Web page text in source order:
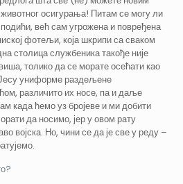
осигурања! Питам се могу ли
већ сам угрожена и повређена
фотељи, која шкрипи са сваком
столица службеника такође није
толико да се морате осећати као
униформе раздељене
различито их носе, па и даље
када ћемо уз бројеве и ми добити
да носимо, јер у овом рату
војска. Но, чини се да је све у реду –